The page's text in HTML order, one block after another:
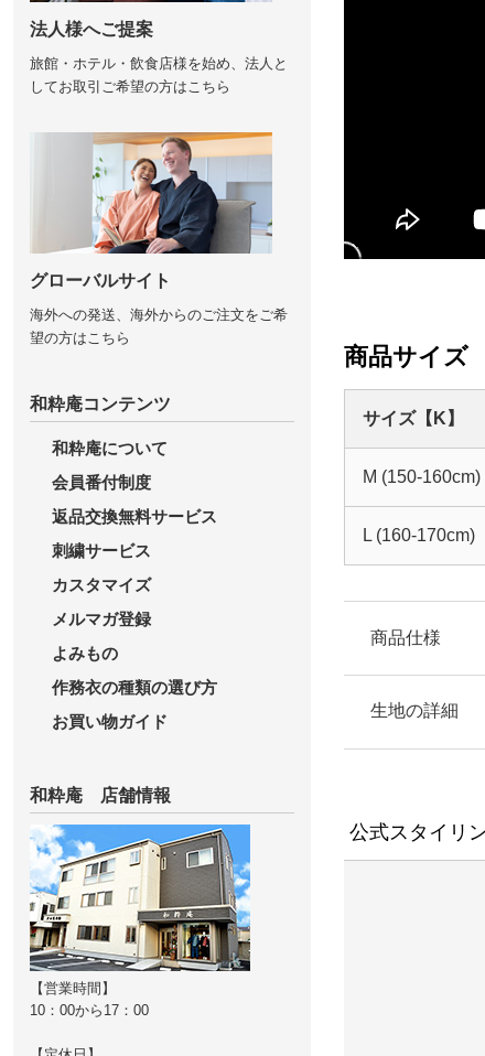
商品サイズ
サイズ【K】
M (150-160cm)
L (160-170cm)
商品仕様
上着
ウエスト総ゴ
洗濯機（ネッ
生地の詳細
薄
公式スタイリ
法人様へご提案
旅館・ホテル・飲食店様を始め、法人と
してお取引ご希望の方はこちら
グローバルサイト
海外への発送、海外からのご注文をご希
望の方はこちら
和粋庵コンテンツ
和粋庵について
会員番付制度
返品交換無料サービス
刺繍サービス
カスタマイズ
メルマガ登録
よみもの
作務衣の種類の選び方
お買い物ガイド
和粋庵 店舗情報
【営業時間】
10：00から17：00